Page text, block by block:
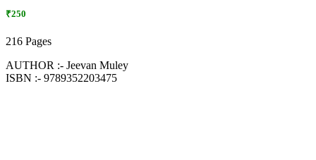
₹250
216 Pages
AUTHOR :- Jeevan Muley
ISBN :- ‎9789352203475